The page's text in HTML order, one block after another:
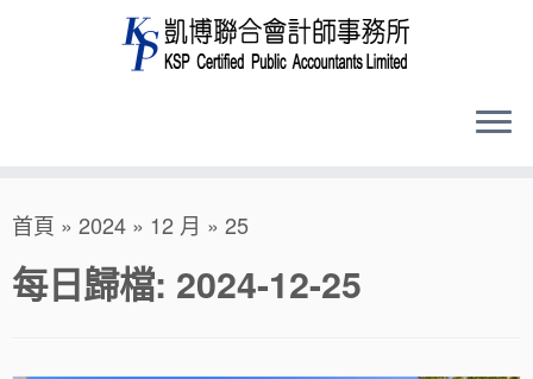
to
content
首頁 » 2024 » 12 月 » 25
每日歸檔: 2024-12-25